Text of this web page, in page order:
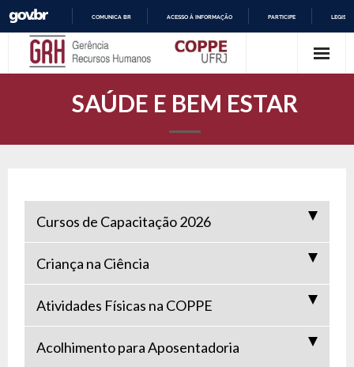
I
R
R
A
D
COMUNICA BR ACESSO À INFORMAÇÃO PARTICIPE
SAÚDE E BEM ESTAR
Cursos de Capacitação 2026
Criança na Ciência
Atividades Físicas na COPPE
Acolhimento para Aposentadoria